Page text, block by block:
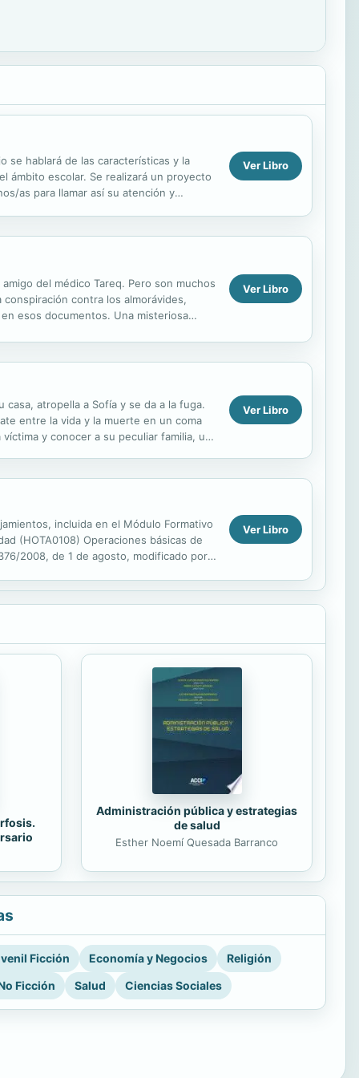
se hablará de las características y la
ámbito escolar. Se realizará un proyecto
as para llamar así su atención y
Ver Libro
del médico Tareq. Pero son muchos
contra los almorávides,
esos documentos. Una misteriosa
Ver Libro
atropella a Sofía y se da a la fuga.
entre la vida y la muerte en un coma
y conocer a su peculiar familia, un
Ver Libro
incluida en el Módulo Formativo
(HOTA0108) Operaciones básicas de
2008, de 1 de agosto, modificado por
Ver Libro
Administración pública y estrategias
de salud
Esther Noemí Quesada Barranco
Ficción Economía y Negocios
Religión
Ficción
Salud Ciencias Sociales